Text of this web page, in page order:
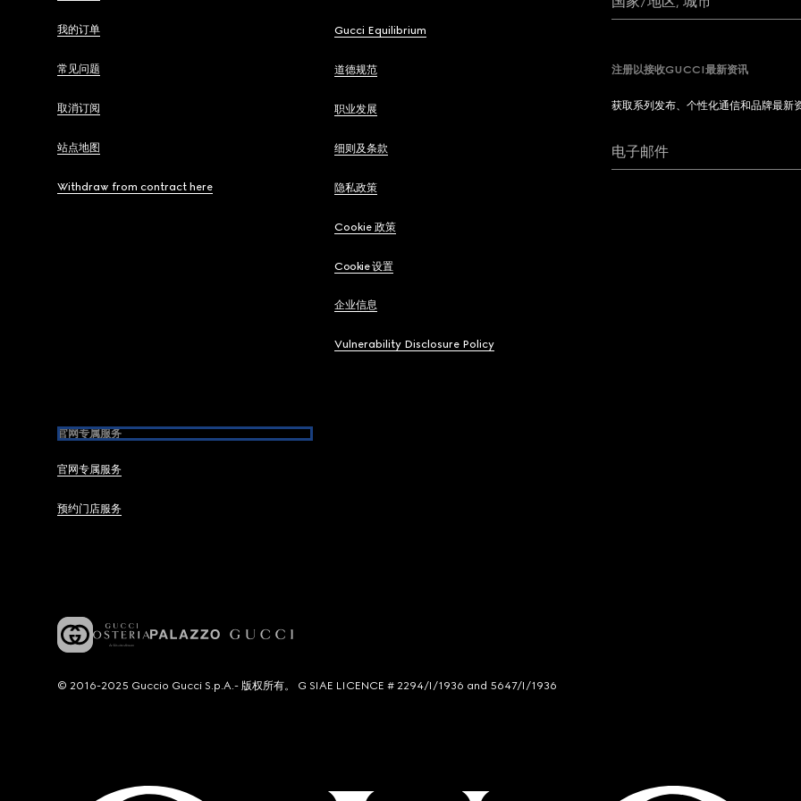
我的订单
常见问题
取消订阅
站点地图
Withdraw from contract here
Gucci Equilibrium
道德规范
职业发展
细则及条款
隐私政策
Cookie 政策
Cookie 设置
企业信息
Vulnerability Disclosure Policy
官网专属服务
官网专属服务
预约门店服务
注册以接收GUCCI最新资讯
获取系列发布、个性化通信和品牌最新
电子邮件
© 2016-2025 Guccio Gucci S.p.A.- 版权所有。 G SIAE LICENCE # 2294/I/1936 and 5647/I/1936